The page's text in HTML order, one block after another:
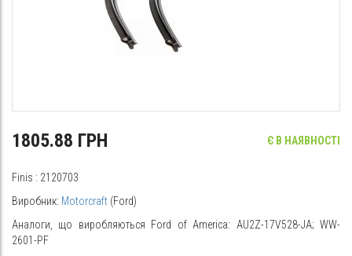
1805.88 ГРН Є В НАЯВНОСТІ
Finis : 2120703
Виробник: Motorcraft (Ford)
Аналоги, що виробляються Ford of America: AU2Z-17V528-JA; WW-
2601-PF